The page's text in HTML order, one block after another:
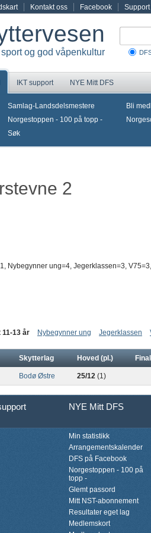
Kontakt oss Facebook Support
sport og god våpenkultur
IKT support NYE Mitt DFS
Samlag-Landsdelsmestere
Norgestoppen - 100 på topp -
Søk
Bli
2
Nybegynner ung=4, Jegerklassen=3,
11-13 år Nybegynner ung Jegerklassen
Skytterlag Hoved (pl.)
Bodø Østre 25/12 (1)
NYE Mitt DFS
Min statistikk
Arrangementskalender
DFS på Facebook
Norgestoppen - 100 på
topp -
Glemt passord
Mitt NST-abonnement
Resultater eget lag
Medlemskort